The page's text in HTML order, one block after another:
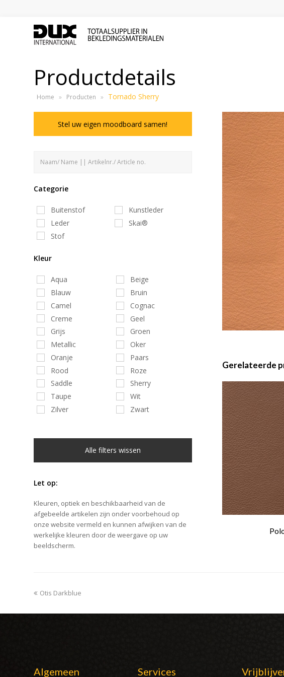
Productdetails
Home » Producten » Tornado Sherry
Stel uw eigen moodboard samen!
Categorie
Buitenstof
Kunstleder
Leder
Skai®
Stof
Kleur
Aqua
Beige
Blauw
Bruin
Camel
Cognac
Creme
Geel
Grijs
Groen
Metallic
Oker
Oranje
Paars
Rood
Roze
Saddle
Sherry
Taupe
Wit
Zilver
Zwart
Alle filters wissen
Let op:
Kleuren, optiek en beschikbaarheid van de
afgebeelde artikelen zijn onder voorbehoud op
onze website vermeld en kunnen afwijken van de
werkelijke kleuren door de weergave op uw
beeldscherm.
Gerelateerde
previous
Otis Darkblue
Algemeen Services